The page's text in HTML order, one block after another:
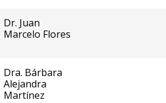
Dr. Juan
Marcelo Flores
Dra. Bárbara
Alejandra
Martínez